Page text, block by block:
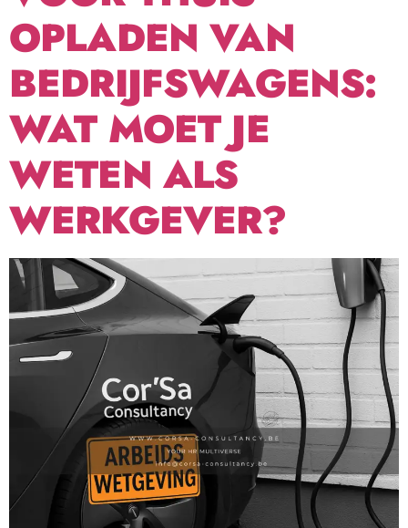
OPLADEN VAN
BEDRIJFSWAGENS:
WAT MOET JE
WETEN ALS
WERKGEVER?